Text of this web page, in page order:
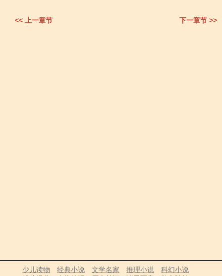
<< 上一章节 下一章节 >>
少儿读物 经典小说 文学名家 推理小说
科幻小说